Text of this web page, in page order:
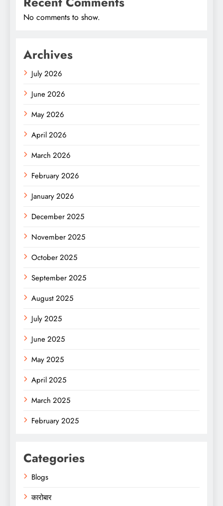
No comments to show.
Archives
July 2026
June 2026
May 2026
April 2026
March 2026
February 2026
January 2026
December 2025
November 2025
October 2025
September 2025
August 2025
July 2025
June 2025
May 2025
April 2025
March 2025
February 2025
Categories
Blogs
कारोबार